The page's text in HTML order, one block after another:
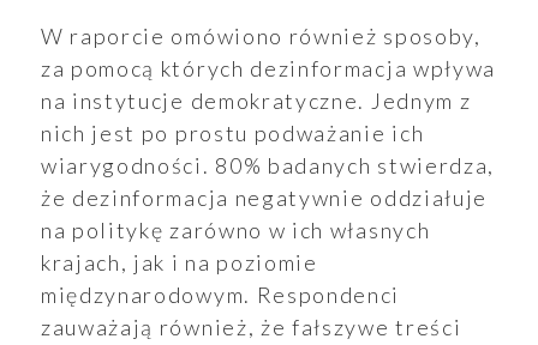
W raporcie omówiono również sposoby,
za pomocą których dezinformacja wpływa
na instytucje demokratyczne. Jednym z
nich jest po prostu podważanie ich
wiarygodności. 80% badanych stwierdza,
że dezinformacja negatywnie oddziałuje
na politykę zarówno w ich własnych
krajach, jak i na poziomie
międzynarodowym. Respondenci
zauważają również, że fałszywe treści